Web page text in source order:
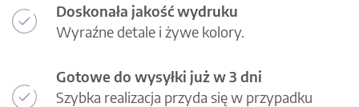
Doskonała jakość wydruku
Wyraźne detale i żywe kolory.
Gotowe do wysyłki już w 3 dni
Szybka realizacja przyda się w przypadku